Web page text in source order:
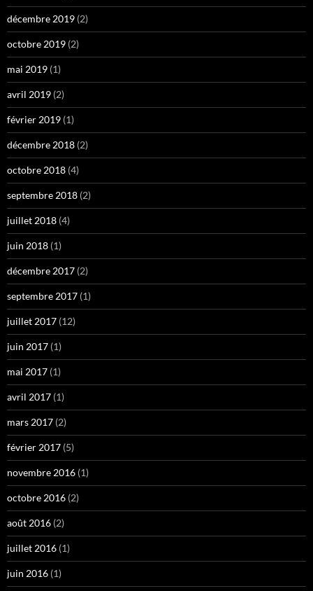
décembre 2019 (2)
octobre 2019 (2)
mai 2019 (1)
avril 2019 (2)
février 2019 (1)
décembre 2018 (2)
octobre 2018 (4)
septembre 2018 (2)
juillet 2018 (4)
juin 2018 (1)
décembre 2017 (2)
septembre 2017 (1)
juillet 2017 (12)
juin 2017 (1)
mai 2017 (1)
avril 2017 (1)
mars 2017 (2)
février 2017 (5)
novembre 2016 (1)
octobre 2016 (2)
août 2016 (2)
juillet 2016 (1)
juin 2016 (1)